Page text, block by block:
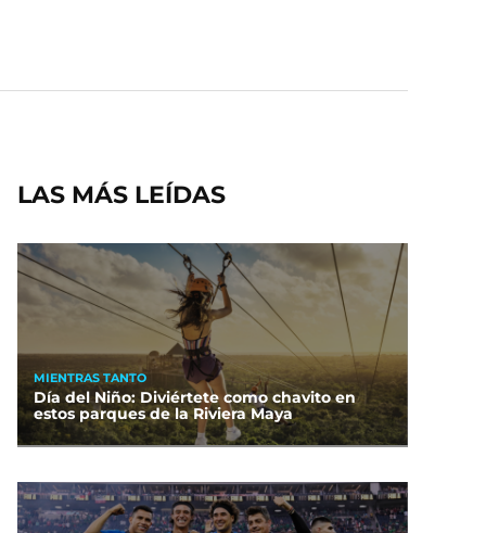
LAS MÁS LEÍDAS
MIENTRAS TANTO
Día del Niño: Diviértete como chavito en
estos parques de la Riviera Maya